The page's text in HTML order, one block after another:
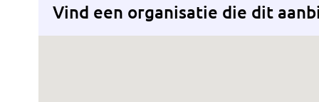
Vind een organisatie die dit